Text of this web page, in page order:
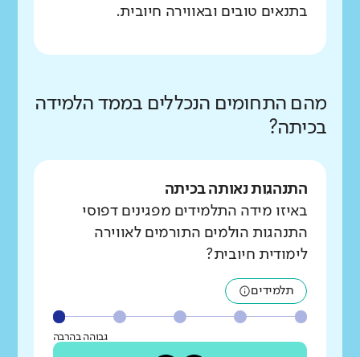
בתנאים טובים ובאווירה חיובית.
מהם התחומים הנכללים בממד הלמידה
בכיתה?
התנהגות נאותה בכיתה
באיזו מידה התלמידים מפגינים דפוסי
התנהגות הולמים התורמים לאווירה
לימודית חיובית?
תלמידים
גבוהה בהרבה